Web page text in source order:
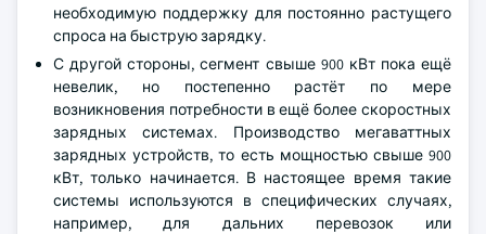
необходимую поддержку для постоянно растущего
спроса на быструю зарядку.
С другой стороны, сегмент свыше 900 кВт пока ещё
невелик, но постепенно растёт по мере
возникновения потребности в ещё более скоростных
зарядных системах. Производство мегаваттных
зарядных устройств, то есть мощностью свыше 900
кВт, только начинается. В настоящее время такие
системы используются в специфических случаях,
например, для дальних перевозок или